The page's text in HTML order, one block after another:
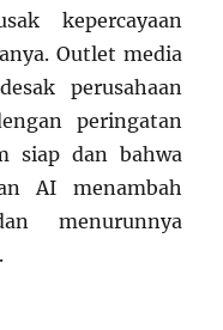
kepercayaan
Outlet media
perusahaan
peringatan
siap dan bahwa
AI menambah
menurunnya